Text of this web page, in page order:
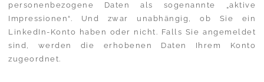
personenbezogene Daten als sogenannte „aktive
Impressionen“. Und zwar unabhängig, ob Sie ein
LinkedIn-Konto haben oder nicht. Falls Sie angemeldet
sind, werden die erhobenen Daten Ihrem Konto
zugeordnet.